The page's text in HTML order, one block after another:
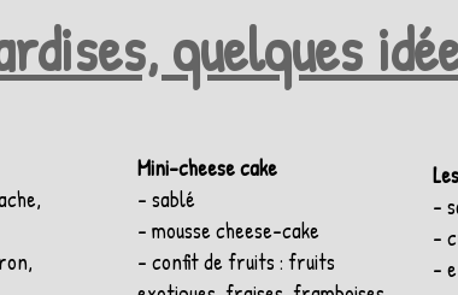
quelques
Mini-cheese cake
- sablé
- mousse cheese-cake
- confit de fruits : fruits
-
-
-